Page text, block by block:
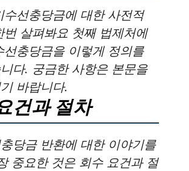
수선충당금에 대한 사전적
번 살펴봐요 첫째 법제처에
선충당금을 이렇게 정의를
다. 궁금한 사항은 본문을
바랍니다.
건과 절차
당금 반환에 대한 이야기를
중요한 것은 회수 요건과 절